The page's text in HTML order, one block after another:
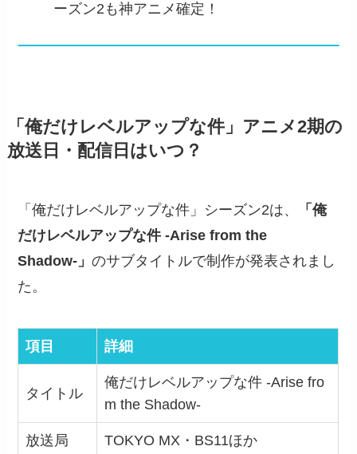
ーズン2も神アニメ確定！
「俺だけレベルアップな件」アニメ2期の
放送日・配信日はいつ？
「俺だけレベルアップな件」シーズン2は、
「俺
だけレベルアップな件 -Arise from the
Shadow-」のサブタイトルで制作が発表されまし
た。
項目 詳細
タイトル
俺だけレベルアップな件 -Arise fro
m the Shadow-
放送局 TOKYO MX・BS11ほか